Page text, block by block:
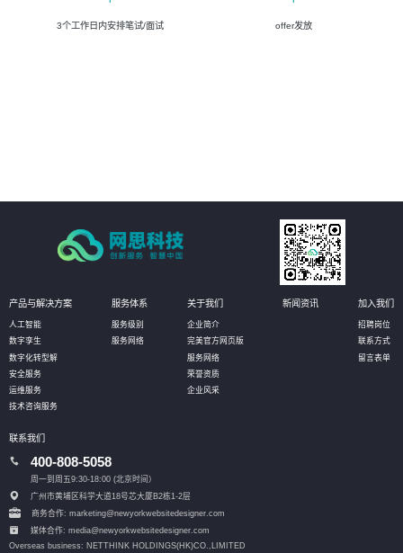
3个工作日内安排笔试/面试 offer发放
产品与解决方案
人工智能
数字孪生
数字化转型解
安全服务
运维服务
技术咨询服务
服务体系
服务级别
服务网络
关于我们
企业简介
完美官方网页版
服务网络
荣誉资质
企业风采
新闻资讯 加入我们
招聘岗位
联系方式
留言表单
联系我们
400-808-5058
周一到周五9:30-18:00 (北京时间）
广州市黄埔区科学大道18号芯大厦B2栋1-2层
商务合作: marketing@newyorkwebsitedesigner.com
媒体合作: media@newyorkwebsitedesigner.com
Overseas business: NETTHINK HOLDINGS(HK)CO.,LIMITED